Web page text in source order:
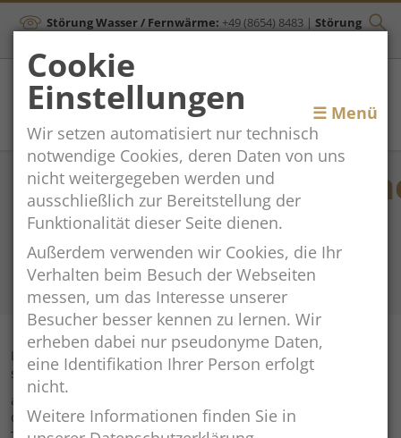
Störung Wasser / Fernwärme: +49 (8654) 8483 | Störung
Toggle
navigation
☰ Menü
Bürgermeister
Martin Öttl
2024-12-20
Liebe Gemeinderätinnen und Gemeinderäte,
sehr geehrte Bürgerinnen und Bürger,
auch in diesem Jahr folge ich der Tradition und möchte einige
Gedanken als letzten offiziellen Punkt unserer öffentlichen
Cookie
Einstellungen
Wir setzen automatisiert nur technisch
notwendige Cookies, deren Daten von uns
nicht weitergegeben werden und
ausschließlich zur Bereitstellung der
Funktionalität dieser Seite dienen.
Außerdem verwenden wir Cookies, die Ihr
Verhalten beim Besuch der Webseiten
messen, um das Interesse unserer
Besucher besser kennen zu lernen. Wir
erheben dabei nur pseudonyme Daten,
eine Identifikation Ihrer Person erfolgt
nicht.
Weitere Informationen finden Sie in